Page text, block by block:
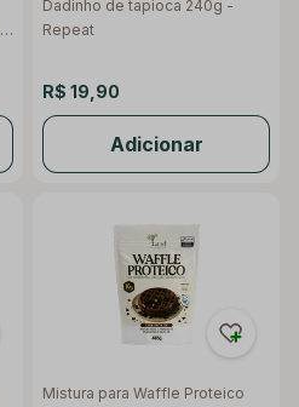
Dadinho de tapioca 240g -
Repeat
R$ 19,90
Adicionar
Mistura para Waffle Proteico